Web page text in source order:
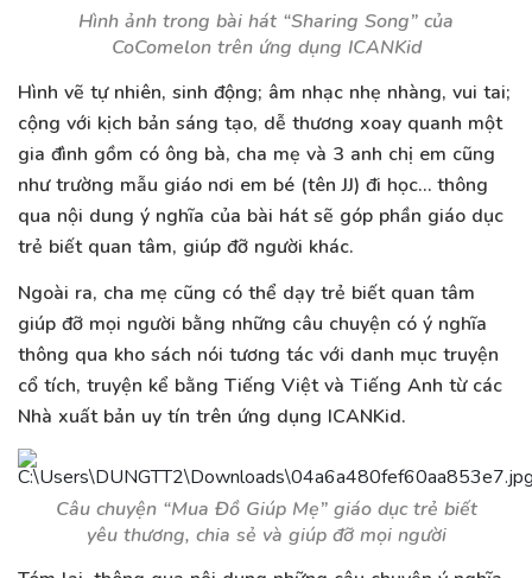
Hình ảnh trong bài hát “Sharing Song” của
CoComelon trên ứng dụng ICANKid
Hình vẽ tự nhiên, sinh động; âm nhạc nhẹ nhàng, vui tai;
cộng với kịch bản sáng tạo, dễ thương xoay quanh một
gia đình gồm có ông bà, cha mẹ và 3 anh chị em cũng
như trường mẫu giáo nơi em bé (tên JJ) đi học… thông
qua nội dung ý nghĩa của bài hát sẽ góp phần giáo dục
trẻ biết quan tâm, giúp đỡ người khác.
Ngoài ra, cha mẹ cũng có thể dạy trẻ biết quan tâm
giúp đỡ mọi người bằng những câu chuyện có ý nghĩa
thông qua kho sách nói tương tác với danh mục truyện
cổ tích, truyện kể bằng Tiếng Việt và Tiếng Anh từ các
Nhà xuất bản uy tín trên ứng dụng ICANKid.
Câu chuyện “Mua Đồ Giúp Mẹ” giáo dục trẻ biết
yêu thương, chia sẻ và giúp đỡ mọi người